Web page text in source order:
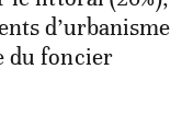
d’urbanisme
du foncier